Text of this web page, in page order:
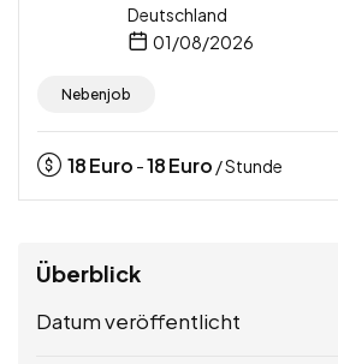
Deutschland
01/08/2026
Nebenjob
18Euro -18Euro / Stunde
Überblick
Datum veröffentlicht